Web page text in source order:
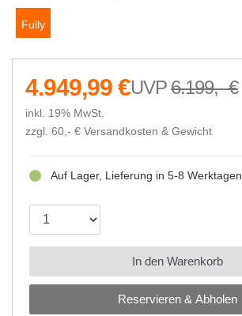
Fully
6.199,- €
4.949,99 €
inkl. 19% MwSt.
zzgl. 60,- € Versandkosten & Gewicht
Reservieren & Abholen
Auf Lager, Lieferung in 5-8 Werktagen
In den Warenkorb